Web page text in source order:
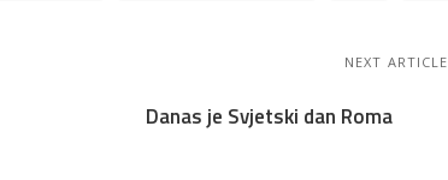
NEXT ARTICLE
Danas je Svjetski dan Roma